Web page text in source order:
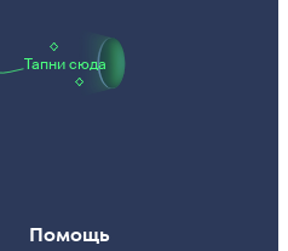
Тапни сюда
Помощь